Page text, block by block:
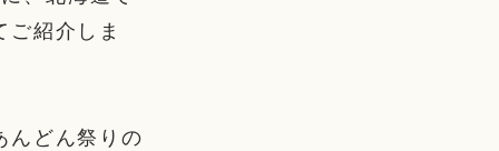
紹介しま
んどん祭りの